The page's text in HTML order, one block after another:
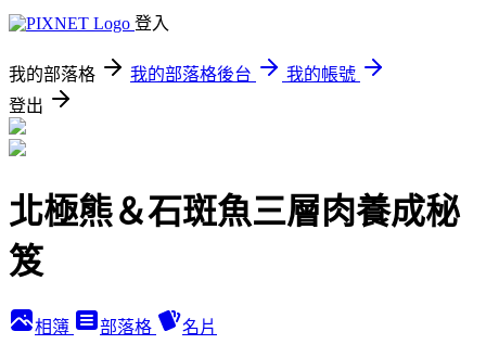
登入
我的部落格 我的部落格後台
我的帳號
登出
北極熊＆石斑魚三層肉養成秘
笈
相簿 部落格 名片